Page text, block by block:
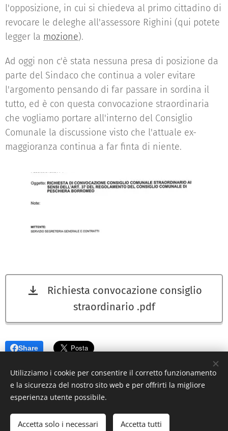
l'opposizione, in cui si chiedeva al primo cittadino di
revocare le deleghe all'assessore Righini (qui potete
legger la mozione).
Ad oggi non c'è stata nessuna presa di posizione da
parte del Sindaco che continua a voler evitare
l'argomento pensando di far passare in sordina il
tutto, ed è con questa convocazione straordinaria
che vogliamo portare all'interno del Consiglio
Comunale la discussione visto che l'attuale ex-
maggioranza continua a far finta di niente.
Richiesta convocazione consiglio
straordinario .pdf
Share
Via Papa Giovanni XXIII, 3 (cortile interno) - Peschiera Borromeo, Milano
Utilizziamo i cookie per consentire il corretto funzionamento
e la sicurezza del nostro sito web e per offrirti la migliore
esperienza utente possibile.
Accetta solo i necessari Accetta tutti